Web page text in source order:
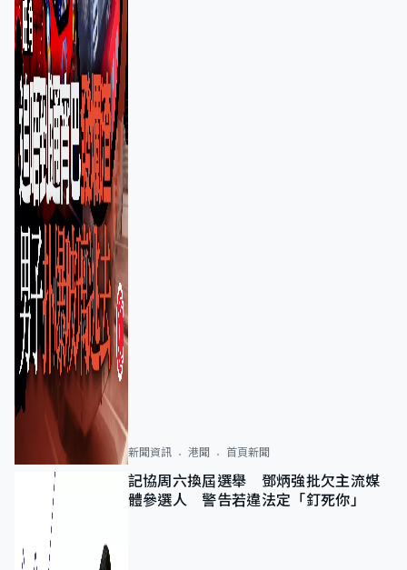
新聞資訊 港聞 首頁新聞
記協周六換屆選舉 鄧炳強批欠主流媒
體參選人 警告若違法定「釘死你」